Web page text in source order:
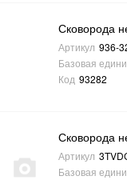
Сковорода
Артикул 936-
Базовая
Код 93282
Сковорода
Артикул
Базовая